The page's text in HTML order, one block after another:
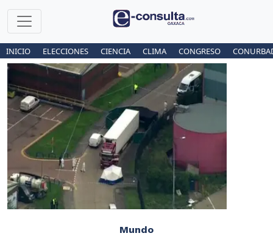
INICIO ELECCIONES CIENCIA CLIMA CONGRESO
Mundo